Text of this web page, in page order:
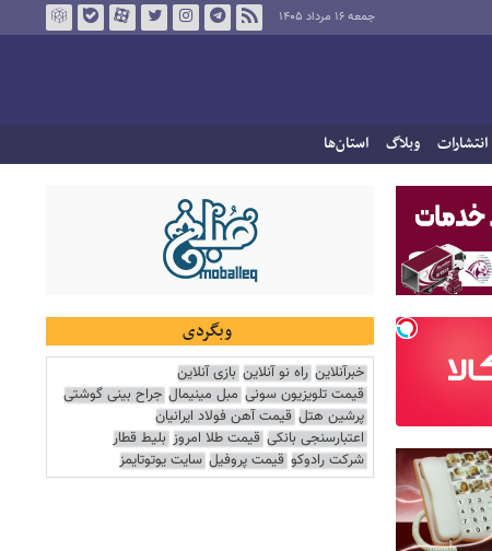
جمعه ۱۶ مرداد ۱۴۰۵
انتشارات وبلاگ استان‌ها
وبگردی
خبرآنلاین راه نو آنلاین بازی آنلاین
قیمت تلویزیون سونی مبل مینیمال جراح بینی گوشتی
پرشین هتل قیمت آهن فولاد ایرانیان
اعتبارسنجی بانکی قیمت طلا امروز بلیط قطار
شرکت رادوکو قیمت پروفیل سایت یوتوتایمز